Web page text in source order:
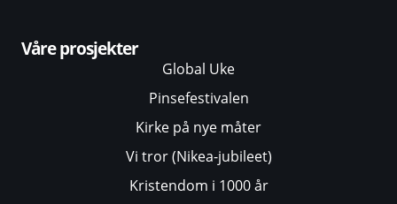
Våre prosjekter
Global Uke
Pinsefestivalen
Kirke på nye måter
Vi tror (Nikea-jubileet)
Kristendom i 1000 år